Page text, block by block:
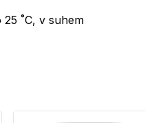
˚C, v suhem